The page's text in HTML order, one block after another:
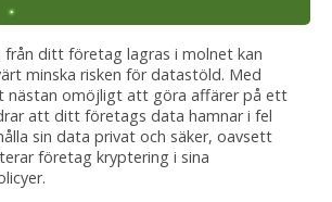
från ditt företag lagras i molnet kan
minska risken för datastöld. Med
nästan omöjligt att göra affärer på ett
att ditt företags data hamnar i fel
sin data privat och säker, oavsett
företag kryptering i sina